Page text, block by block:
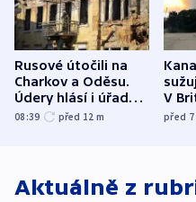
Rusové útočili na
Charkov a Oděsu.
Údery hlásí i úřady v
Bělgorodu
08:39 před 12 m
V
před 7
Aktuálně z